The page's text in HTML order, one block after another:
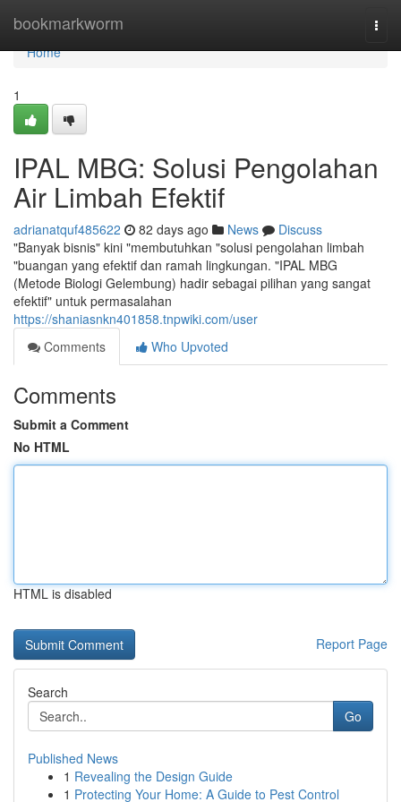
bookmarkworm
Home
Home
1
IPAL MBG: Solusi Pengolahan
Air Limbah Efektif
adrianatquf485622 82 days ago News
Discuss
"Banyak bisnis" kini "membutuhkan "solusi pengolahan limbah
"buangan yang efektif dan ramah lingkungan. "IPAL MBG
(Metode Biologi Gelembung) hadir sebagai pilihan yang sangat
efektif" untuk permasalahan
https://shaniasnkn401858.tnpwiki.com/user
Comments
Who Upvoted
Comments
Submit a Comment
No HTML
HTML is disabled
Report Page
Search
Go
Published News
1 Revealing the Design Guide
1 Protecting Your Home: A Guide to Pest Control